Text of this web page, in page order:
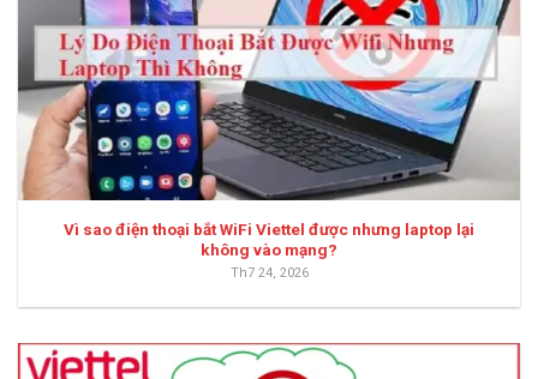
Vì sao điện thoại bắt WiFi Viettel được nhưng laptop lại
không vào mạng?
Th7 24, 2026